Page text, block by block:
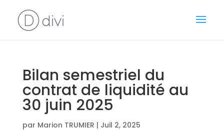
Bilan semestriel du
contrat de liquidité au
30 juin 2025
par Marion TRUMIER | Juil 2, 2025